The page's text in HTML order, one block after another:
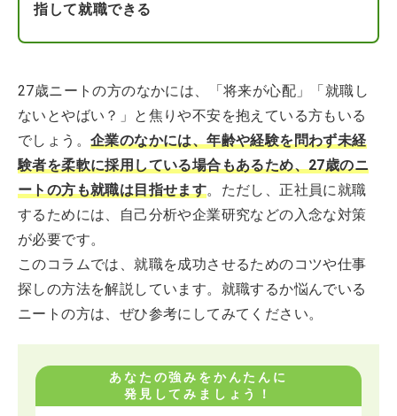
指して就職できる
27歳ニートの方のなかには、「将来が心配」「就職し
ないとやばい？」と焦りや不安を抱えている方もいる
でしょう。 企業のなかには、年齢や経験を問わず未経
験者を柔軟に採用している場合もあるため、27歳のニ
ートの方も就職は目指せます。ただし、正社員に就職
するためには、自己分析や企業研究などの入念な対策
が必要です。
このコラムでは、就職を成功させるためのコツや仕事
探しの方法を解説しています。就職するか悩んでいる
ニートの方は、ぜひ参考にしてみてください。
あなたの強みをかんたんに
発見してみましょう！